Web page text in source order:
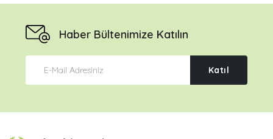
Haber Bültenimize Katılın
Katıl